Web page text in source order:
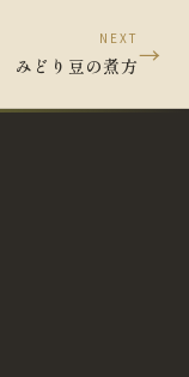
NEXT
みどり豆の煮方→